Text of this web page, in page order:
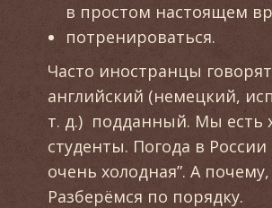
в простом настоящем
потренироваться.
Часто иностранцы
английский (немецкий,
т. д.) подданный. Мы есть
студенты. Погода в России
очень холодная”. А почему,
Разберёмся по порядку.